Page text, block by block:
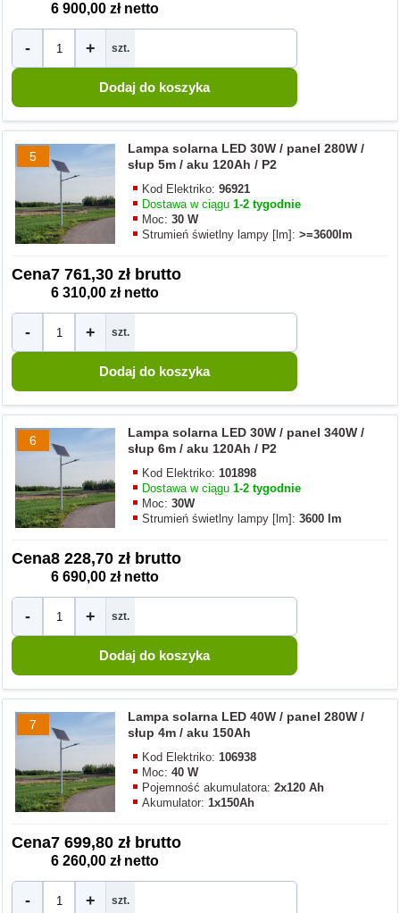
6 900,00 zł netto
- + szt.
5
Lampa solarna LED 30W / panel 280W /
słup 5m / aku 120Ah / P2
Kod Elektriko:96921
Dostawa w ciągu1-2 tygodnie
Moc:30 W
Strumień świetlny lampy [lm]:>=3600lm
Cena7 761,30 zł brutto
6 310,00 zł netto
- + szt.
6
Lampa solarna LED 30W / panel 340W /
słup 6m / aku 120Ah / P2
Kod Elektriko:101898
Dostawa w ciągu1-2 tygodnie
Moc:30W
Strumień świetlny lampy [lm]:3600 lm
Cena8 228,70 zł brutto
6 690,00 zł netto
- + szt.
7
Lampa solarna LED 40W / panel 280W /
słup 4m / aku 150Ah
Kod Elektriko:106938
Moc:40 W
Pojemność akumulatora:2x120 Ah
Akumulator:1x150Ah
Cena7 699,80 zł brutto
6 260,00 zł netto
- + szt.